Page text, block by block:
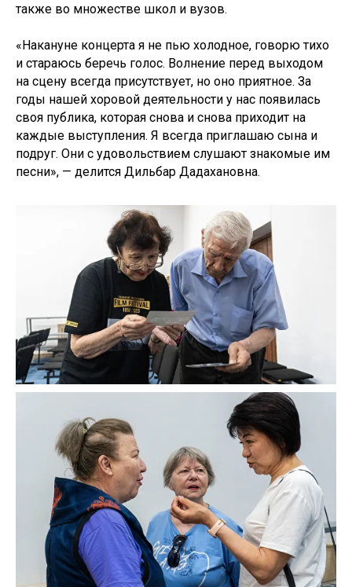
также во множестве школ и вузов.
«Накануне концерта я не пью холодное, говорю тихо
и стараюсь беречь голос. Волнение перед выходом
на сцену всегда присутствует, но оно приятное. За
годы нашей хоровой деятельности у нас появилась
своя публика, которая снова и снова приходит на
каждые выступления. Я всегда приглашаю сына и
подруг. Они с удовольствием слушают знакомые им
песни», — делится Дильбар Дадахановна.